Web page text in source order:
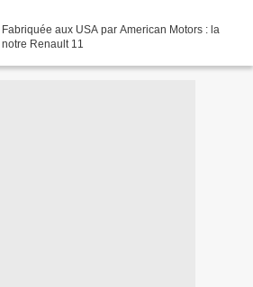
aux USA par American Motors : la
Renault 11